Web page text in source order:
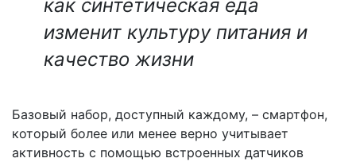
как синтетическая еда
изменит культуру питания и
качество жизни
Базовый набор, доступный каждому, – смартфон,
который более или менее верно учитывает
активность с помощью встроенных датчиков